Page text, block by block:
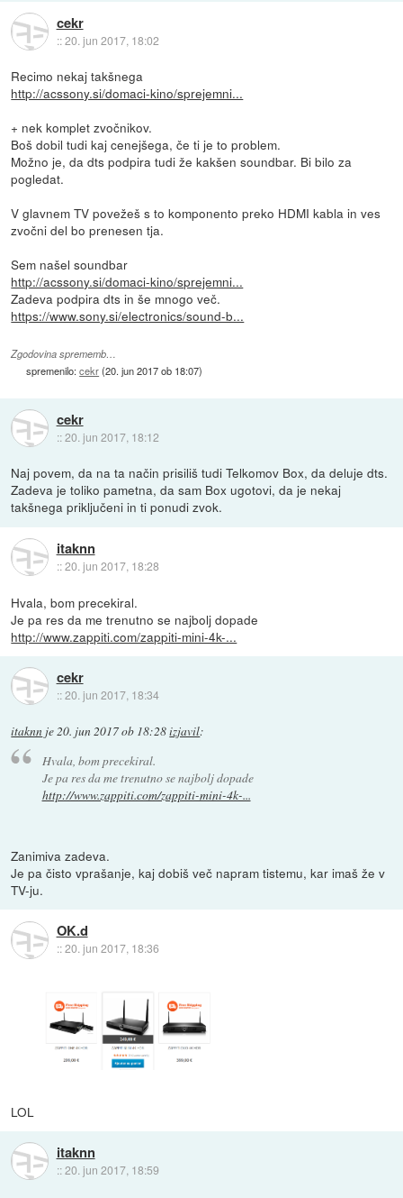
cekr
::20. jun 2017, 18:02
Recimo nekaj takšnega
http://acssony.si/domaci-kino/sprejemni...
+ nek komplet zvočnikov.
Boš dobil tudi kaj cenejšega, če ti je to problem.
Možno je, da dts podpira tudi že kakšen soundbar. Bi bilo za
pogledat.
V glavnem TV povežeš s to komponento preko HDMI kabla in ves
zvočni del bo prenesen tja.
Sem našel soundbar
http://acssony.si/domaci-kino/sprejemni...
Zadeva podpira dts in še mnogo več.
https://www.sony.si/electronics/sound-b...
Zgodovina sprememb…
spremenilo:cekr(20. jun 2017 ob 18:07)
cekr
::20. jun 2017, 18:12
Naj povem, da na ta način prisiliš tudi Telkomov Box, da deluje dts.
Zadeva je toliko pametna, da sam Box ugotovi, da je nekaj
takšnega priključeni in ti ponudi zvok.
itaknn
::20. jun 2017, 18:28
Hvala, bom precekiral.
Je pa res da me trenutno se najbolj dopade
http://www.zappiti.com/zappiti-mini-4k-...
cekr
::20. jun 2017, 18:34
itaknn je 20. jun 2017 ob 18:28izjavil:
Hvala, bom precekiral.
Je pa res da me trenutno se najbolj dopade
http://www.zappiti.com/zappiti-mini-4k-...
Zanimiva zadeva.
Je pa čisto vprašanje, kaj dobiš več napram tistemu, kar imaš že v
TV-ju.
OK.d
::20. jun 2017, 18:36
LOL
itaknn
::20. jun 2017, 18:59